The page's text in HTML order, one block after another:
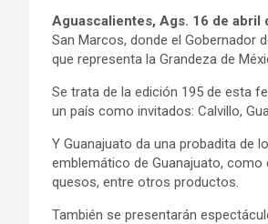
Aguascalientes, Ags. 16 de abril
San Marcos, donde el Gobernador
que representa la Grandeza de
Se trata de la edición 195 de esta
un país como invitados: Calvillo,
Y Guanajuato da una probadita de
emblemático de Guanajuato,
quesos, entre otros productos.
También se presentarán